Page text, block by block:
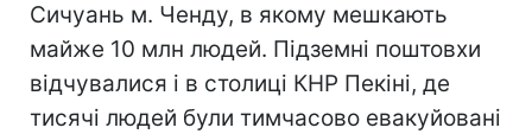
Сичуань м. Ченду, в якому мешкають
майже 10 млн людей. Підземні поштовхи
відчувалися і в столиці КНР Пекіні, де
тисячі людей були тимчасово евакуйовані